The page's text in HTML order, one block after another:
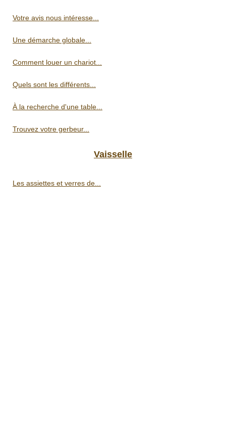
Votre avis nous intéresse...
Une démarche globale...
Comment louer un chariot...
Quels sont les différents...
À la recherche d'une table...
Trouvez votre gerbeur...
Vaisselle
Les assiettes et verres de...